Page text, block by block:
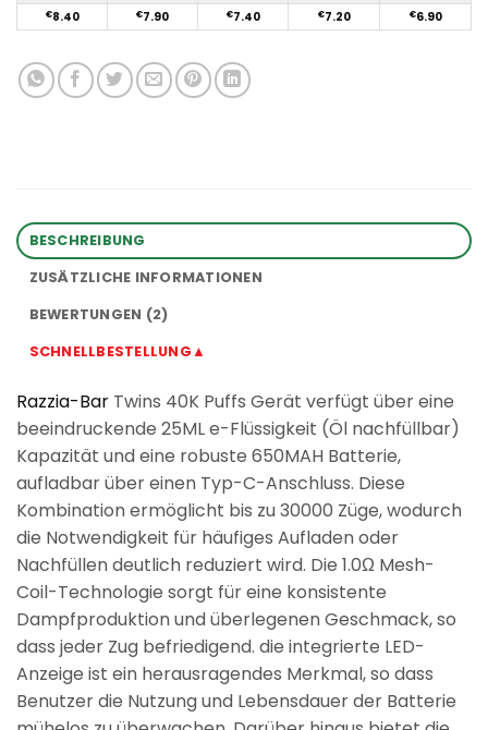
€8.40 €7.90 €7.40 €7.20 €6.90
BESCHREIBUNG
ZUSÄTZLICHE INFORMATIONEN
BEWERTUNGEN (2)
SCHNELLBESTELLUNG▲
Razzia-Bar Twins 40K Puffs Gerät verfügt über eine
beeindruckende 25ML e-Flüssigkeit (Öl nachfüllbar)
Kapazität und eine robuste 650MAH Batterie,
aufladbar über einen Typ-C-Anschluss. Diese
Kombination ermöglicht bis zu 30000 Züge, wodurch
die Notwendigkeit für häufiges Aufladen oder
Nachfüllen deutlich reduziert wird. Die 1.0Ω Mesh-
Coil-Technologie sorgt für eine konsistente
Dampfproduktion und überlegenen Geschmack, so
dass jeder Zug befriedigend. die integrierte LED-
Anzeige ist ein herausragendes Merkmal, so dass
Benutzer die Nutzung und Lebensdauer der Batterie